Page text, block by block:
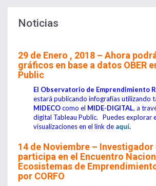
Noticias
29 de Enero , 2018 – Ahora
gráficos en base a datos OBER
Public
El Observatorio de Emprendimiento
estará publicando infografías utilizando
MIDECOcomo el MIDE-DIGITAL, a
digital Tableau Public. Puedes explorar
visualizaciones en el link de aquí.
14 de Noviembre – Investigador
participa en el Encuentro
Ecosistemas de
por CORFO